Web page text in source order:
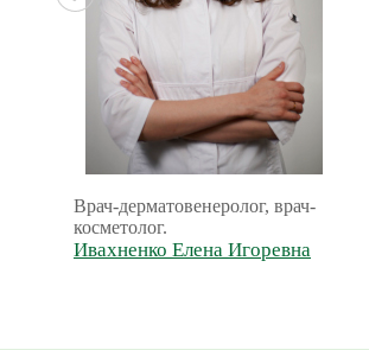
Врач-дерматовенеролог, врач-
косметолог.
Ивахненко Елена Игоревна